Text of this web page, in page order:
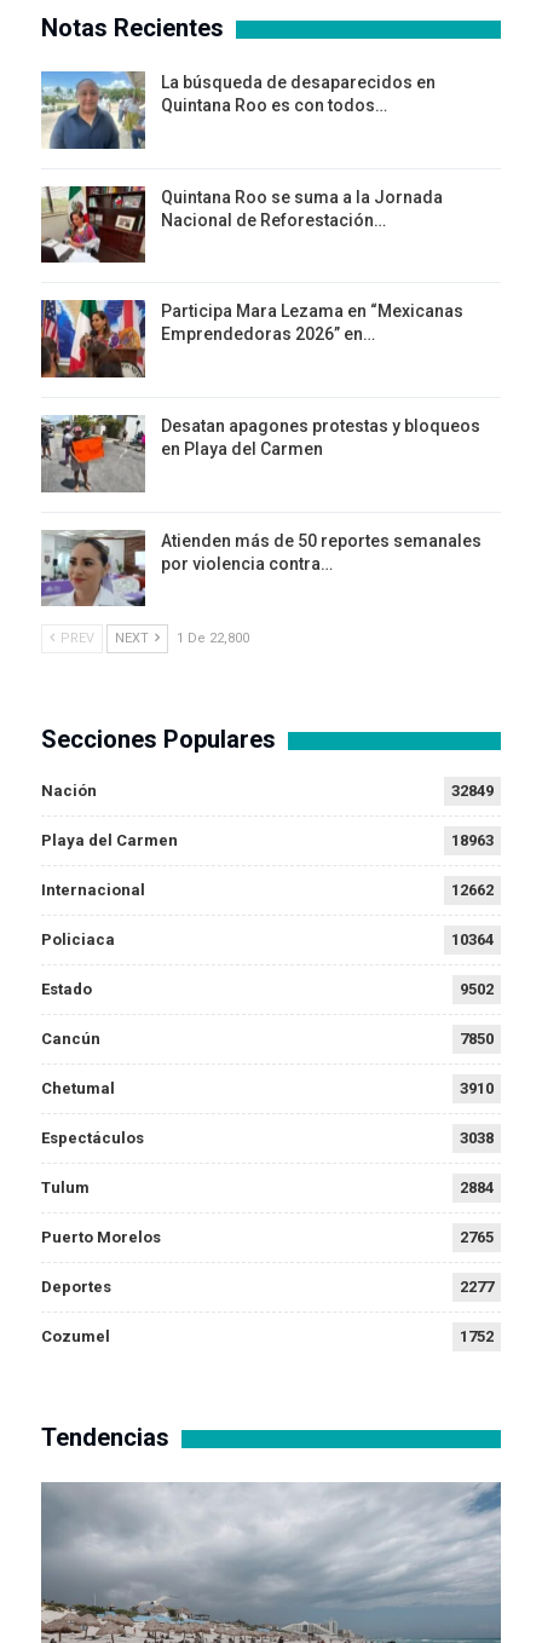
Notas Recientes
La búsqueda de desaparecidos en
Quintana Roo es con todos…
Quintana Roo se suma a la Jornada
Nacional de Reforestación…
Participa Mara Lezama en “Mexicanas
Emprendedoras 2026” en…
Desatan apagones protestas y bloqueos
en Playa del Carmen
Atienden más de 50 reportes semanales
por violencia contra…
PREV NEXT 1 De 22,800
Secciones Populares
Nación 32849
Playa del Carmen 18963
Internacional 12662
Policiaca 10364
Estado 9502
Cancún 7850
Chetumal 3910
Espectáculos 3038
Tulum 2884
Puerto Morelos 2765
Deportes 2277
Cozumel 1752
Tendencias